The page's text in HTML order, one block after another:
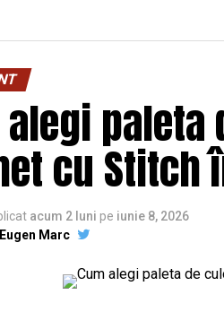
alegi
cu Stitch
acum 2 luni pe iunie 8, 2026
Eugen Marc